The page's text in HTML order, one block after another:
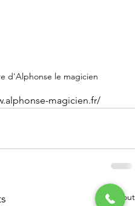
d'Alphonse le magicien
magicien.fr/
Voir tout